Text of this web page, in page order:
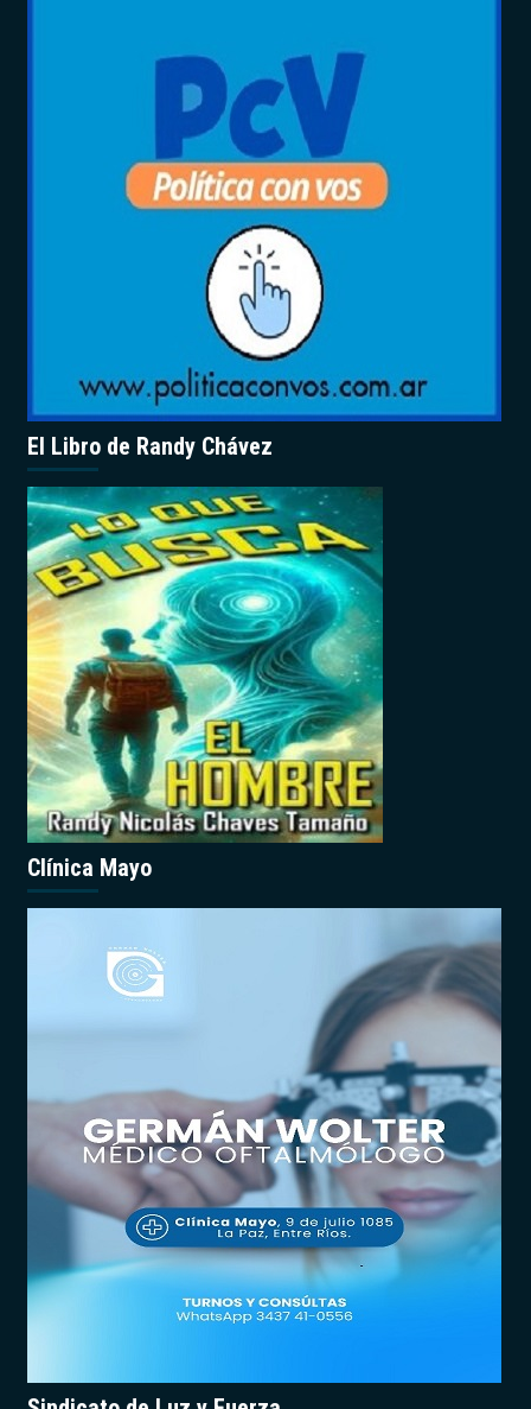
El Libro de Randy Chávez
Clínica Mayo